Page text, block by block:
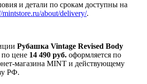
и детали по срокам доступны на
mintstore.ru/about/delivery/.
Рубашка Vintage Revised Body
по цене 14 490 руб. оформляется по
магазина MINT и действующему
РФ.